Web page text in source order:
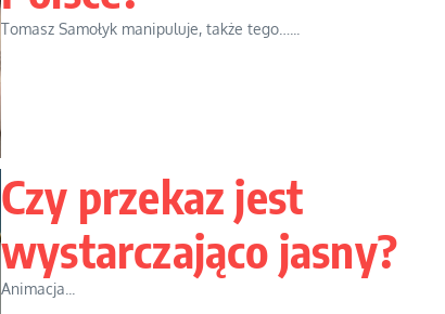
Tomasz Samołyk manipuluje, także tego…...
Czy przekaz jest
wystarczająco jasny?
Animacja...